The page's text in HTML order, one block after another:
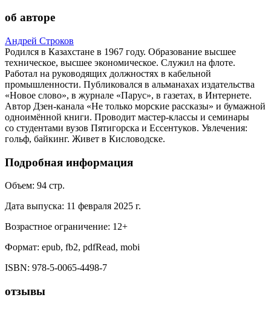
об авторе
Андрей Строков
Родился в Казахстане в 1967 году. Образование высшее
техническое, высшее экономическое. Служил на флоте.
Работал на руководящих должностях в кабельной
промышленности. Публиковался в альманахах издательства
«Новое слово», в журнале «Парус», в газетах, в Интернете.
Автор Дзен-канала «Не только морские рассказы» и бумажной
одноимённой книги. Проводит мастер-классы и семинары
со студентами вузов Пятигорска и Ессентуков. Увлечения:
гольф, байкинг. Живет в Кисловодске.
Подробная информация
Объем: 94 стр.
Дата выпуска: 11 февраля 2025 г.
Возрастное ограничение: 12+
Формат: epub, fb2, pdfRead, mobi
ISBN: 978-5-0065-4498-7
отзывы